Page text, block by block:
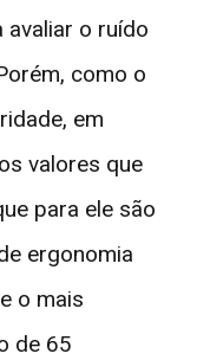
avaliar o ruído
como o
em
valores que
para ele são
ergonomia
o mais
de 65